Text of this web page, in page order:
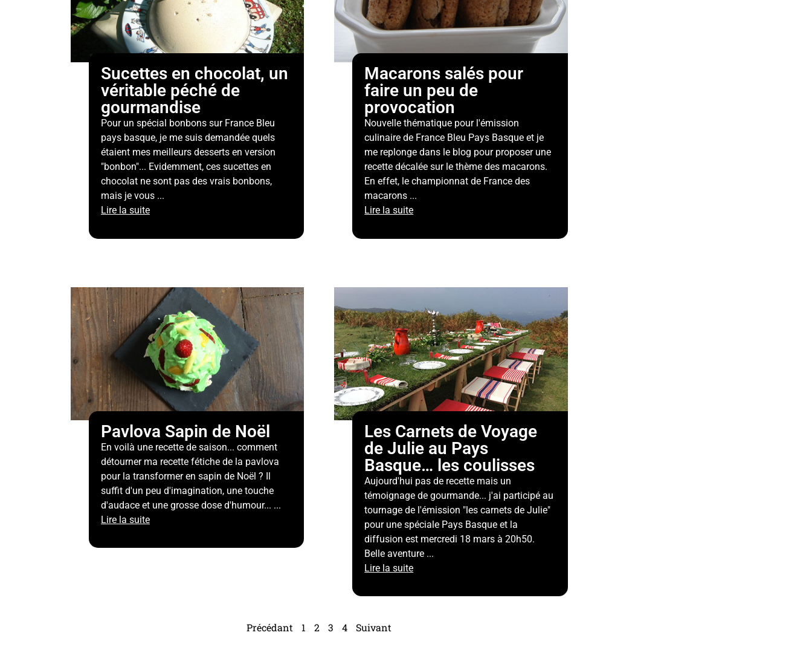
Sucettes en chocolat, un
véritable péché de
gourmandise
Pour un spécial bonbons sur France Bleu
pays basque, je me suis demandée quels
étaient mes meilleurs desserts en version
"bonbon"... Evidemment, ces sucettes en
chocolat ne sont pas des vrais bonbons,
mais je vous ...
Lire la suite
Macarons salés pour
faire un peu de
provocation
Nouvelle thématique pour l'émission
culinaire de France Bleu Pays Basque et je
me replonge dans le blog pour proposer une
recette décalée sur le thème des macarons.
En effet, le championnat de France des
macarons ...
Lire la suite
Pavlova Sapin de Noël
En voilà une recette de saison... comment
détourner ma recette fétiche de la pavlova
pour la transformer en sapin de Noël ? Il
suffit d'un peu d'imagination, une touche
d'audace et une grosse dose d'humour... ...
Lire la suite
Les Carnets de Voyage
de Julie au Pays
Basque… les coulisses
Aujourd'hui pas de recette mais un
témoignage de gourmande... j'ai participé au
tournage de l'émission "les carnets de Julie"
pour une spéciale Pays Basque et la
diffusion est mercredi 18 mars à 20h50.
Belle aventure ...
Lire la suite
Précédant 1 2 3 4 Suivant